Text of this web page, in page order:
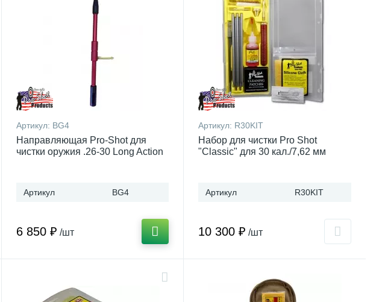
Артикул: BG4
Направляющая Pro-Shot для
чистки оружия .26-30 Long Action
Артикул BG4
6 850 ₽ /шт
Артикул: R30KIT
Набор для чистки Pro Shot
"Classic" для 30 кал./7,62 мм
Артикул R30KIT
10 300 ₽ /шт